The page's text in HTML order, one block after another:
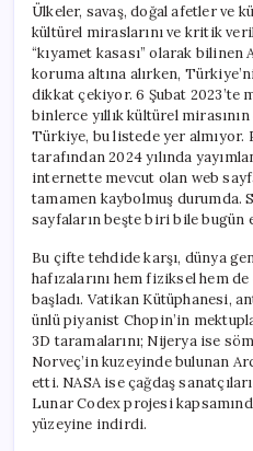
Ülkeler, savaş, doğal afetler ve
kültürel miraslarını ve kritik
“kıyamet kasası” olarak
koruma altına alırken,
dikkat çekiyor. 6 Şubat 2023’te
binlerce yıllık kültürel
Türkiye, bu listede yer almıyor.
tarafından 2024 yılında
internette mevcut olan web
tamamen kaybolmuş durumda.
sayfaların beşte biri bile bugün
Bu çifte tehdide karşı, dünya
hafızalarını hem fiziksel hem
başladı. Vatikan Kütüphanesi,
ünlü piyanist Chopin’in
3D taramalarını; Nijerya ise
Norveç’in kuzeyinde bulunan
etti. NASA ise çağdaş
Lunar Codex projesi
yüzeyine indirdi.